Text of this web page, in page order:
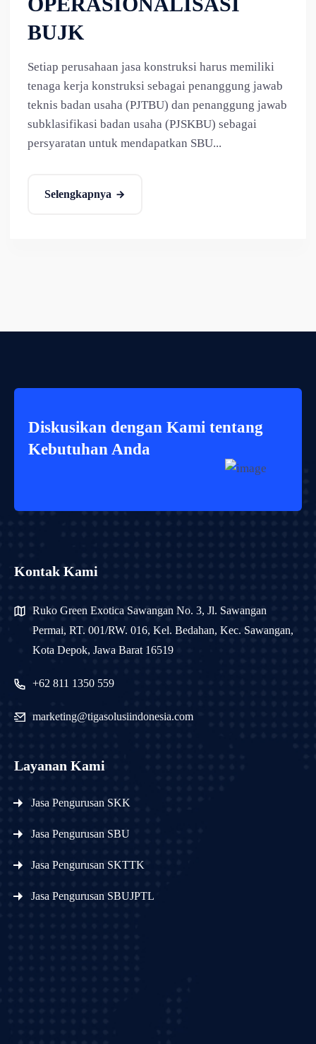
BUJK
Setiap perusahaan jasa konstruksi harus memiliki
tenaga kerja konstruksi sebagai penanggung jawab
teknis badan usaha (PJTBU) dan penanggung jawab
subklasifikasi badan usaha (PJSKBU) sebagai
persyaratan untuk mendapatkan SBU...
Selengkapnya
Diskusikan dengan Kami tentang
Kebutuhan Anda
Kontak Kami
Ruko Green Exotica Sawangan No. 3, Jl. Sawangan
Permai, RT. 001/RW. 016, Kel. Bedahan, Kec. Sawangan,
Kota Depok, Jawa Barat 16519
+62 811 1350 559
marketing@tigasolusiindonesia.com
Layanan Kami
Jasa Pengurusan SKK
Jasa Pengurusan SBU
Jasa Pengurusan SKTTK
Jasa Pengurusan SBUJPTL